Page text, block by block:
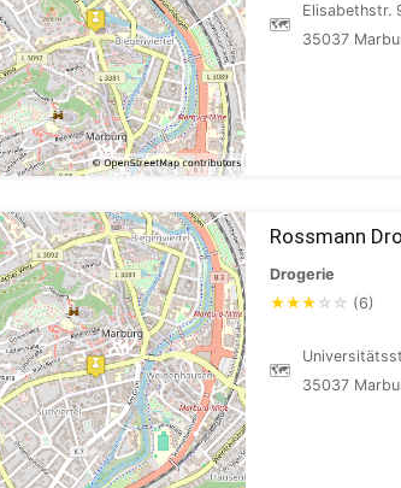
🗺
Elisabethstr.
35037
Rossmann
Drogerie
★★★ ☆ ☆ (6)
🗺
35037